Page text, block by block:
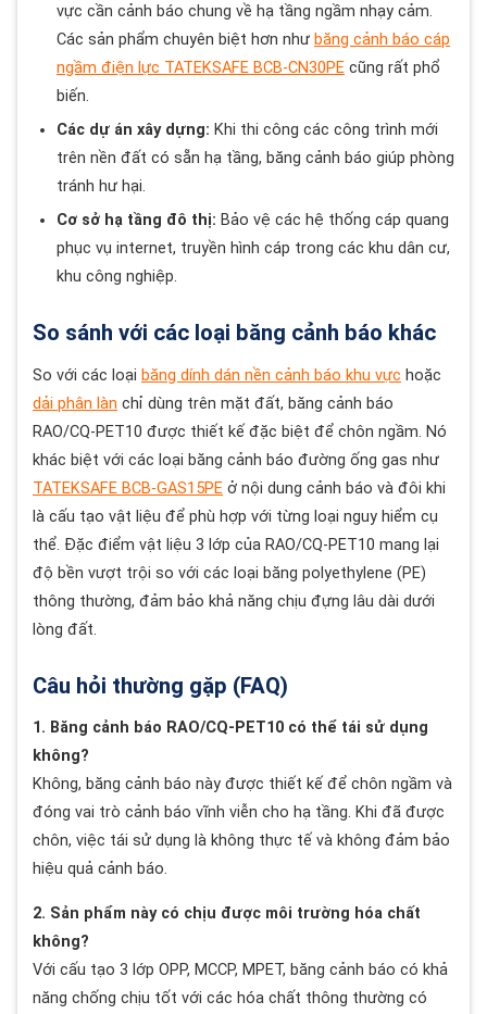
vực cần cảnh báo chung về hạ tầng ngầm nhạy cảm.
Các sản phẩm chuyên biệt hơn như băng cảnh báo cáp
ngầm điện lực TATEKSAFE BCB-CN30PE cũng rất phổ
biến.
Các dự án xây dựng: Khi thi công các công trình mới
trên nền đất có sẵn hạ tầng, băng cảnh báo giúp phòng
tránh hư hại.
Cơ sở hạ tầng đô thị: Bảo vệ các hệ thống cáp quang
phục vụ internet, truyền hình cáp trong các khu dân cư,
khu công nghiệp.
So sánh với các loại băng cảnh báo khác
So với các loại băng dính dán nền cảnh báo khu vực hoặc
dải phân làn chỉ dùng trên mặt đất, băng cảnh báo
RAO/CQ-PET10 được thiết kế đặc biệt để chôn ngầm. Nó
khác biệt với các loại băng cảnh báo đường ống gas như
TATEKSAFE BCB-GAS15PE ở nội dung cảnh báo và đôi khi
là cấu tạo vật liệu để phù hợp với từng loại nguy hiểm cụ
thể. Đặc điểm vật liệu 3 lớp của RAO/CQ-PET10 mang lại
độ bền vượt trội so với các loại băng polyethylene (PE)
thông thường, đảm bảo khả năng chịu đựng lâu dài dưới
lòng đất.
Câu hỏi thường gặp (FAQ)
1. Băng cảnh báo RAO/CQ-PET10 có thể tái sử dụng
không?
Không, băng cảnh báo này được thiết kế để chôn ngầm và
đóng vai trò cảnh báo vĩnh viễn cho hạ tầng. Khi đã được
chôn, việc tái sử dụng là không thực tế và không đảm bảo
hiệu quả cảnh báo.
2. Sản phẩm này có chịu được môi trường hóa chất
không?
Với cấu tạo 3 lớp OPP, MCCP, MPET, băng cảnh báo có khả
năng chống chịu tốt với các hóa chất thông thường có